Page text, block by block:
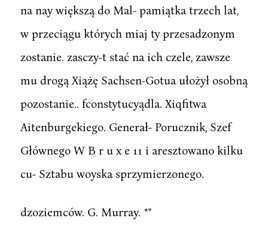
na nay większą do Mal- pamiątka trzech lat,
w przeciągu których miaj ty przesadzonym
zostanie. zasczy-t stać na ich czele, zawsze
mu drogą Xiążę Sachsen-Gotua ułożył osobną
pozostanie.. fconstytucyądla. Xiqfitwa
Aitenburgekiego. Generał- Porucznik, Szef
Głównego W B r u x e 11 i aresztowano kilku
cu- Sztabu woyska sprzymierzonego.
dzoziemców. G. Murray. *"